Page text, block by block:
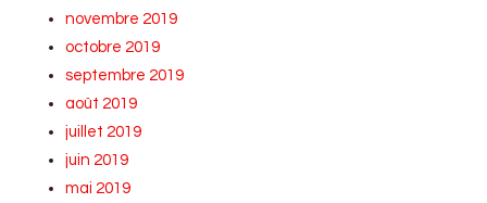
novembre 2019
octobre 2019
septembre 2019
août 2019
juillet 2019
juin 2019
mai 2019